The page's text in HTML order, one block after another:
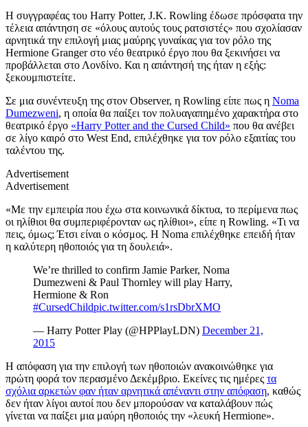
Η συγγραφέας του Harry Potter, J.K. Rowling έδωσε πρόσφατα την
τέλεια απάντηση σε «όλους αυτούς τους ρατσιστές» που σχολίασαν
αρνητικά την επιλογή μιας μαύρης γυναίκας για τον ρόλο της
Hermione Granger στο νέο θεατρικό έργο που θα ξεκινήσει να
προβάλλεται στο Λονδίνο. Και η απάντησή της ήταν η εξής:
ξεκουμπιστείτε.
Σε μια συνέντευξη της στον Observer, η Rowling είπε πως η Noma
Dumezweni, η οποία θα παίξει τον πολυαγαπημένο χαρακτήρα στο
θεατρικό έργο «Harry Potter and the Cursed Child» που θα ανέβει
σε λίγο καιρό στο West End, επιλέχθηκε για τον ρόλο εξαιτίας του
ταλέντου της.
Advertisement
Advertisement
«Με την εμπειρία που έχω στα κοινωνικά δίκτυα, το περίμενα πως
οι ηλίθιοι θα συμπεριφέρονταν ως ηλίθιοι», είπε η Rowling. «Τι να
πεις, όμως; Έτσι είναι ο κόσμος. Η Noma επιλέχθηκε επειδή ήταν
η καλύτερη ηθοποιός για τη δουλειά».
We’re thrilled to confirm Jamie Parker, Noma
Dumezweni & Paul Thornley will play Harry,
Hermione & Ron
#CursedChildpic.twitter.com/s1rsDbrXMO
— Harry Potter Play (@HPPlayLDN) December 21,
2015
Η απόφαση για την επιλογή των ηθοποιών ανακοινώθηκε για
πρώτη φορά τον περασμένο Δεκέμβριο. Εκείνες τις ημέρες τα
σχόλια αρκετών φαν ήταν αρνητικά απέναντι στην απόφαση, καθώς
δεν ήταν λίγοι αυτοί που δεν μπορούσαν να καταλάβουν πώς
γίνεται να παίξει μια μαύρη ηθοποιός την «λευκή Hermione».